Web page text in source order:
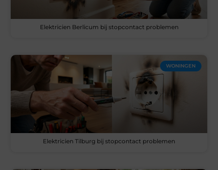
Elektricien Berlicum bij stopcontact problemen
WONINGEN
Elektricien Tilburg bij stopcontact problemen